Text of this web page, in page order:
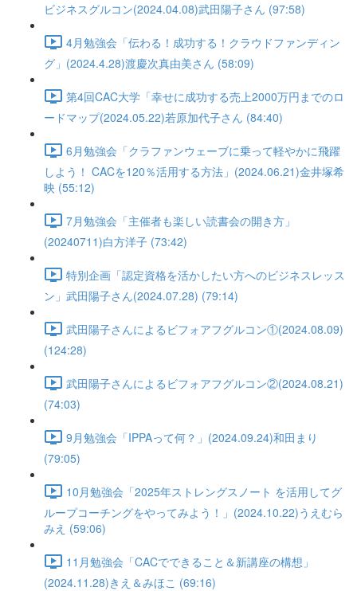
ビジネスグルコン(2024.04.08)武田陽子さん (97:58)
4月勉強会「伝わる！成功する！クラウドファンディン
グ」(2024.4.28)渡慶次真由美さん (58:09)
第4回CAC大学「幸せに成功する売上2000万円までのロ
ードマップ(2024.05.22)若原加代子さん (84:40)
6月勉強会「クラファンウェーブに乗って軽やかに飛躍
しよう！ CACを120％活用する方法」(2024.06.21)金井塚希
映 (55:12)
7月勉強会「主催者も楽しい読書会の開き方」
(20240711)白方洋子 (73:42)
特別企画「認定資格を活かしたい方へのビジネスレッス
ン」武田陽子さん(2024.07.28) (79:14)
武田陽子さんによるビフォアフグルコン①(2024.08.09)
(124:28)
武田陽子さんによるビフォアフグルコン②(2024.08.21)
(74:03)
9月勉強会「IPPAって何？」(2024.09.24)和田まり
(79:05)
10月勉強会「2025年ストレングスノート を活用してグ
ループコーチングをやってみよう！」(2024.10.22)うえむら
みえ (59:06)
11月勉強会「CACでできること＆新講座の構想」
(2024.11.28)きえ＆みほこ (69:16)